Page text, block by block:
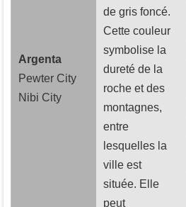
Argenta
Pewter City
Nibi City
de gris foncé.
Cette couleur
symbolise la
dureté de la
roche et des
montagnes,
entre
lesquelles la
ville est
située. Elle
peut